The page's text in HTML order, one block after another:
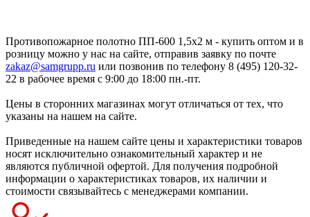
Противопожарное полотно ПП-600 1,5х2 м - купить оптом и в
розницу можно у нас на сайте, отправив заявку по почте
zakaz@samgrupp.ru или позвонив по телефону 8 (495) 120-32-
22 в рабочее время с 9:00 до 18:00 пн.-пт.
Цены в сторонних магазинах могут отличаться от тех, что
указаны на нашем на сайте.
Приведенные на нашем сайте цены и характеристики товаров
носят исключительно ознакомительный характер и не
являются публичной офертой. Для получения подробной
информации о характеристиках товаров, их наличии и
стоимости связывайтесь с менеджерами компании.